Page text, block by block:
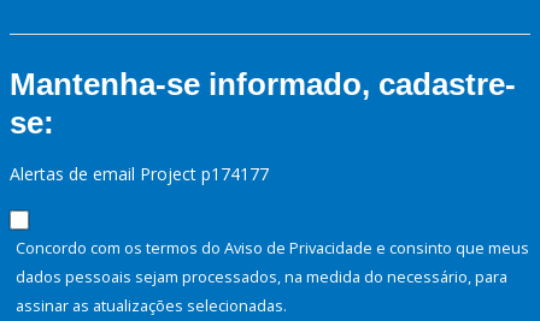
Mantenha-se informado, cadastre-
se:
Alertas de email Project p174177
Concordo com os termos do Aviso de Privacidade e consinto que meus
dados pessoais sejam processados, na medida do necessário, para
assinar as atualizações selecionadas.